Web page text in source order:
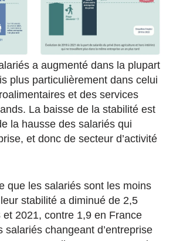
a augmenté dans la plupart
plus particulièrement dans celui
et des services
La baisse de la stabilité est
la hausse des salariés qui
et donc de secteur d’activité
que les salariés sont les moins
stabilité a diminué de 2,5
et 2021, contre 1,9 en France
salariés changeant d’entreprise